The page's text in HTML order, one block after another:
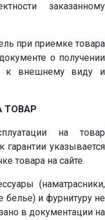
заказанному
при приемке товара
о получении
к внешнему виду и
ТОВАР
на товар
гарантии указывается
товара на сайте.
(наматрасники,
белье) и фурнитуру не
в документации на